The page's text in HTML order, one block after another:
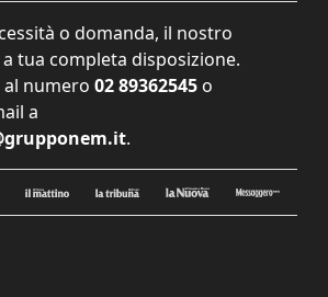
o domanda, il nostro
tua completa disposizione.
numero 02 89362545 o
a
.